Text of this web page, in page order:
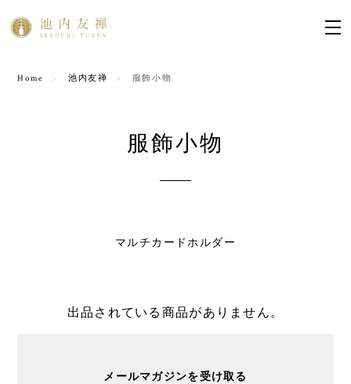
Home 池内友禅 服飾小物
服飾小物
マルチカードホルダー
出品されている商品がありません。
メールマガジンを受け取る